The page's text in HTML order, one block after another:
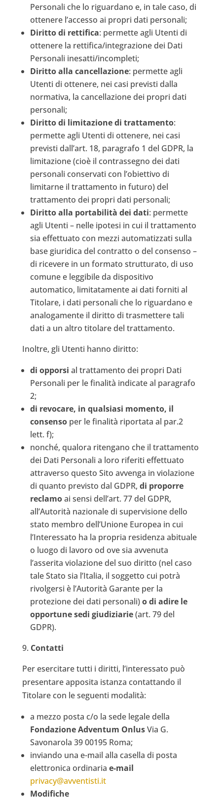
Personali che lo riguardano e, in tale caso, di
ottenere l’accesso ai propri dati personali;
Diritto di rettifica: permette agli Utenti di
ottenere la rettifica/integrazione dei Dati
Personali inesatti/incompleti;
Diritto alla cancellazione: permette agli
Utenti di ottenere, nei casi previsti dalla
normativa, la cancellazione dei propri dati
personali;
Diritto di limitazione di trattamento:
permette agli Utenti di ottenere, nei casi
previsti dall’art. 18, paragrafo 1 del GDPR, la
limitazione (cioè il contrassegno dei dati
personali conservati con l’obiettivo di
limitarne il trattamento in futuro) del
trattamento dei propri dati personali;
Diritto alla portabilità dei dati: permette
agli Utenti – nelle ipotesi in cui il trattamento
sia effettuato con mezzi automatizzati sulla
base giuridica del contratto o del consenso –
di ricevere in un formato strutturato, di uso
comune e leggibile da dispositivo
automatico, limitatamente ai dati forniti al
Titolare, i dati personali che lo riguardano e
analogamente il diritto di trasmettere tali
dati a un altro titolare del trattamento.
Inoltre, gli Utenti hanno diritto:
di opporsi al trattamento dei propri Dati
Personali per le finalità indicate al paragrafo
2;
di revocare, in qualsiasi momento, il
consenso per le finalità riportata al par.2
lett. f);
nonché, qualora ritengano che il trattamento
dei Dati Personali a loro riferiti effettuato
attraverso questo Sito avvenga in violazione
di quanto previsto dal GDPR, di proporre
reclamoai sensi dell’art. 77 del GDPR,
all’Autorità nazionale di supervisione dello
stato membro dell’Unione Europea in cui
l’Interessato ha la propria residenza abituale
o luogo di lavoro od ove sia avvenuta
l’asserita violazione del suo diritto (nel caso
tale Stato sia l’Italia, il soggetto cui potrà
rivolgersi è l’Autorità Garante per la
protezione dei dati personali)o di adire le
opportune sedi giudiziarie(art. 79 del
GDPR).
Contatti
Per esercitare tutti i diritti, l’interessato può
presentare apposita istanza contattando il
Titolare con le seguenti modalità:
a mezzo posta c/o la sede legale della
Fondazione Adventum OnlusVia G.
Savonarola 39 00195 Roma;
inviando una e-mail alla casella di posta
elettronica ordinaria e-mail
privacy@avventisti.it
Modifiche